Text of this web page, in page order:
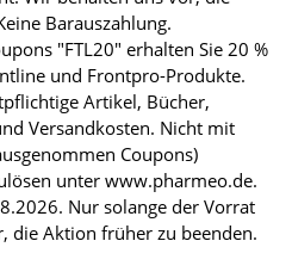
Barauszahlung.
"FTL20" erhalten Sie 20 %
und Frontpro-Produkte.
Artikel, Bücher,
Versandkosten. Nicht mit
Coupons)
unter www.pharmeo.de.
Nur solange der Vorrat
die Aktion früher zu beenden.